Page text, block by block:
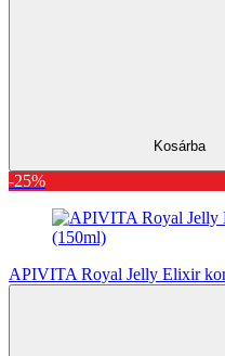
Kosárba
-25%
APIVITA Royal Jelly Elixir